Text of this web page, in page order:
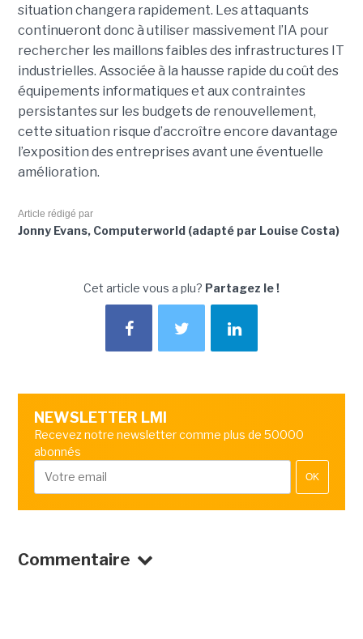
situation changera rapidement. Les attaquants
continueront donc à utiliser massivement l’IA pour
rechercher les maillons faibles des infrastructures IT
industrielles. Associée à la hausse rapide du coût des
équipements informatiques et aux contraintes
persistantes sur les budgets de renouvellement,
cette situation risque d’accroître encore davantage
l’exposition des entreprises avant une éventuelle
amélioration.
Article rédigé par
Jonny Evans, Computerworld (adapté par Louise Costa)
Cet article vous a plu? Partagez le !
NEWSLETTER LMI
Recevez notre newsletter comme plus de 50000
abonnés
OK
Commentaire